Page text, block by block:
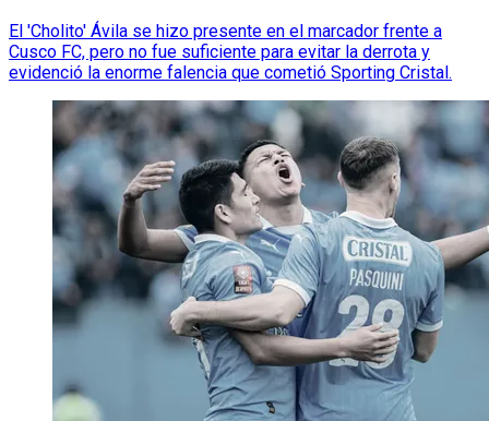
El 'Cholito' Ávila se hizo presente en el marcador frente a
Cusco FC, pero no fue suficiente para evitar la derrota y
evidenció la enorme falencia que cometió Sporting Cristal.